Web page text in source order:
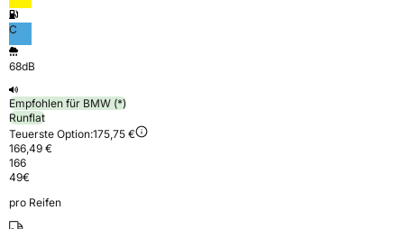
C
68dB
Empfohlen für BMW (*)
Runflat
Teuerste Option:175,75 €
166,49 €
166
49€
pro Reifen